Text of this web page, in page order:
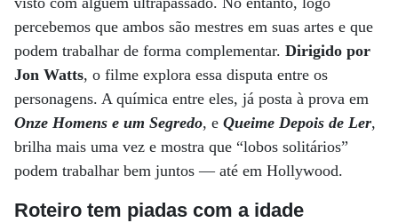
percebemos que ambos são mestres em suas artes e que
podem trabalhar de forma complementar. Dirigido por
Jon Watts, o filme explora essa disputa entre os
personagens. A química entre eles, já posta à prova em
Onze Homens e um Segredo, e Queime Depois de Ler,
brilha mais uma vez e mostra que “lobos solitários”
podem trabalhar bem juntos — até em Hollywood.
Roteiro tem piadas com a idade